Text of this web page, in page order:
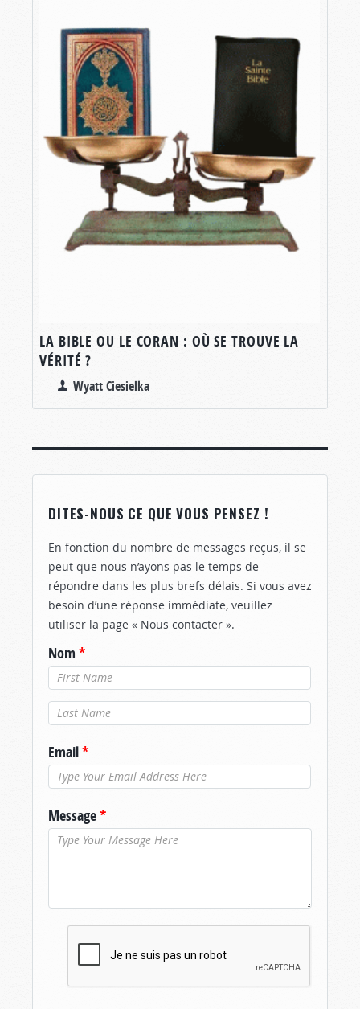
LA BIBLE OU LE CORAN : OÙ SE TROUVE LA
VÉRITÉ ?
Wyatt Ciesielka
DITES-NOUS CE QUE VOUS PENSEZ !
En fonction du nombre de messages reçus, il se
peut que nous n’ayons pas le temps de
répondre dans les plus brefs délais. Si vous avez
besoin d’une réponse immédiate, veuillez
utiliser la page « Nous contacter ».
Nom *
Nom de
famille*
Email*
Message*